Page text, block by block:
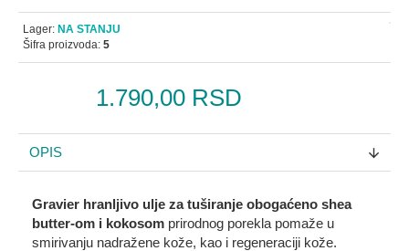
1.790,00 RSD
Lager: NA STANJU
Šifra proizvoda: 5
OPIS
Gravier hranljivo ulje za tuširanje obogaćeno shea
butter-om i kokosom prirodnog porekla pomaže u
smirivanju nadražene kože, kao i regeneraciji kože.